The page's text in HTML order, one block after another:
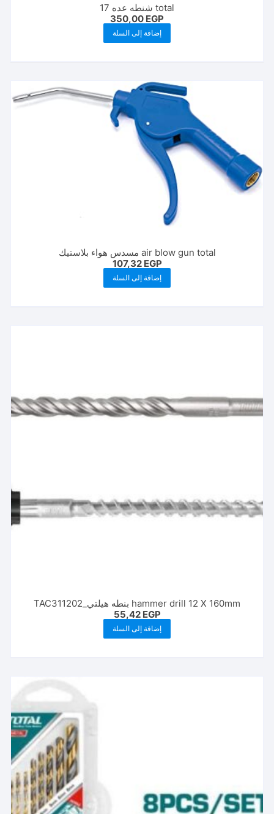
total شنطه عده 17
350,00 EGP
إضافة إلى السلة
air blow gun total مسدس هواء بلاستيك
107,32 EGP
إضافة إلى السلة
hammer drill 12 X 160mm بنطه هيلتي_TAC311202
55,42 EGP
إضافة إلى السلة